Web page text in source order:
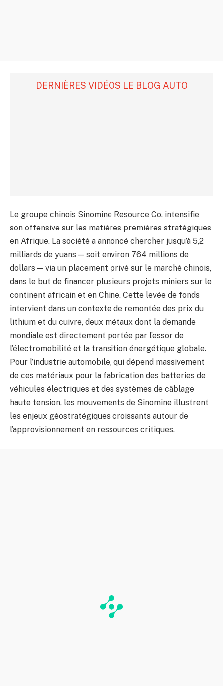
DERNIÈRES VIDÉOS LE BLOG AUTO
Le groupe chinois Sinomine Resource Co. intensifie
son offensive sur les matières premières stratégiques
en Afrique. La société a annoncé chercher jusqu’à 5,2
milliards de yuans — soit environ 764 millions de
dollars — via un placement privé sur le marché chinois,
dans le but de financer plusieurs projets miniers sur le
continent africain et en Chine. Cette levée de fonds
intervient dans un contexte de remontée des prix du
lithium et du cuivre, deux métaux dont la demande
mondiale est directement portée par l’essor de
l’électromobilité et la transition énergétique globale.
Pour l’industrie automobile, qui dépend massivement
de ces matériaux pour la fabrication des batteries de
véhicules électriques et des systèmes de câblage
haute tension, les mouvements de Sinomine illustrent
les enjeux géostratégiques croissants autour de
l’approvisionnement en ressources critiques.